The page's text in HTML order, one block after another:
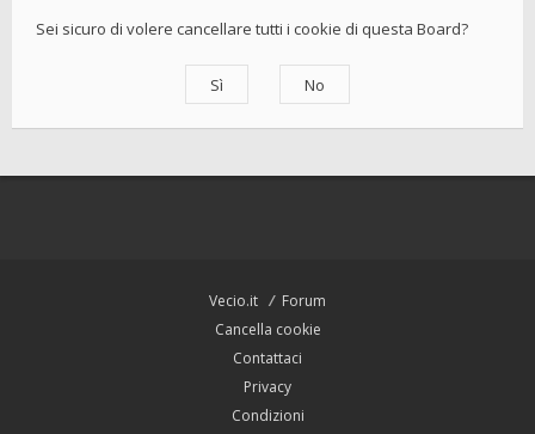
Sei sicuro di volere cancellare tutti i cookie di questa Board?
Vecio.it
Forum
Cancella cookie
Contattaci
Privacy
Condizioni